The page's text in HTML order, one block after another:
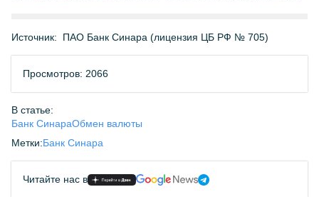
Источник: ПАО Банк Синара (лицензия ЦБ РФ № 705)
Просмотров: 2066
В статье:
Банк СинараОбмен валюты
Метки:Банк Синара
Читайте нас в